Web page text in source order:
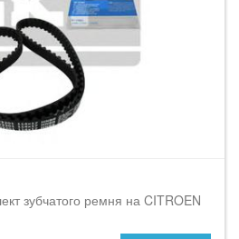
зубчатого ремня на CITROEN